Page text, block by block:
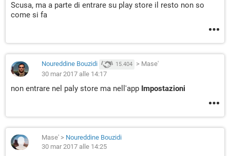
Scusa, ma a parte di entrare su play store il resto non so
come si fa
Noureddine Bouzidi 15.404 > Mase'
30 mar 2017 alle 14:17
non entrare nel paly store ma nell'app Impostazioni
Mase' > Noureddine Bouzidi
30 mar 2017 alle 14:25